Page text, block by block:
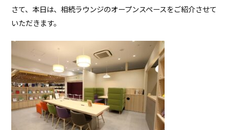
さて、本日は、相続ラウンジのオープンスペースをご紹介させて
いただきます。